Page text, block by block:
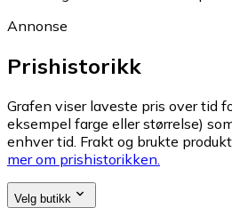
Annonse
Prishistorikk
Grafen viser laveste pris over tid
eksempel farge eller størrelse)
enhver tid. Frakt og brukte
mer om prishistorikken.
Velg butikk